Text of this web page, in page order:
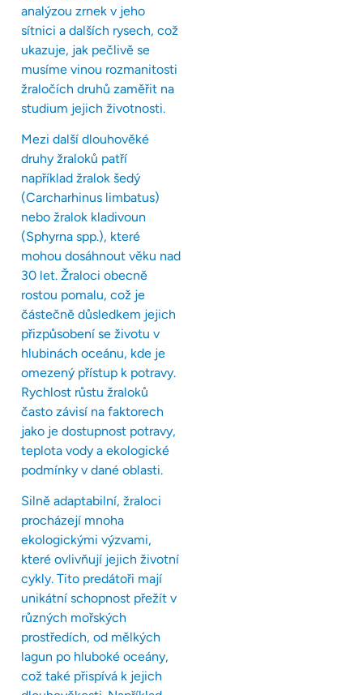
analýzou zrnek v jeho
sítnici a dalších rysech, což
ukazuje, jak pečlivě se
musíme vinou rozmanitosti
žraločích druhů zaměřit na
studium jejich životnosti.
Mezi další dlouhověké
druhy žraloků patří
například žralok šedý
(Carcharhinus limbatus)
nebo žralok kladivoun
(Sphyrna spp.), které
mohou dosáhnout věku nad
30 let. Žraloci obecně
rostou pomalu, což je
částečně důsledkem jejich
přizpůsobení se životu v
hlubinách oceánu, kde je
omezený přístup k potravy.
Rychlost růstu žraloků
často závisí na faktorech
jako je dostupnost potravy,
teplota vody a ekologické
podmínky v dané oblasti.
Silně adaptabilní, žraloci
procházejí mnoha
ekologickými výzvami,
které ovlivňují jejich životní
cykly. Tito predátoři mají
unikátní schopnost přežít v
různých mořských
prostředích, od mělkých
lagun po hluboké oceány,
což také přispívá k jejich